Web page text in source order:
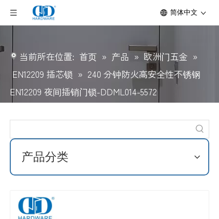
简体中文
当前所在位置: 首页 » 产品 » 欧洲门五金 »
EN12209 插芯锁 » 240 分钟防火高安全性不锈钢
EN12209 夜间插销门锁-DDML014-5572
产品分类